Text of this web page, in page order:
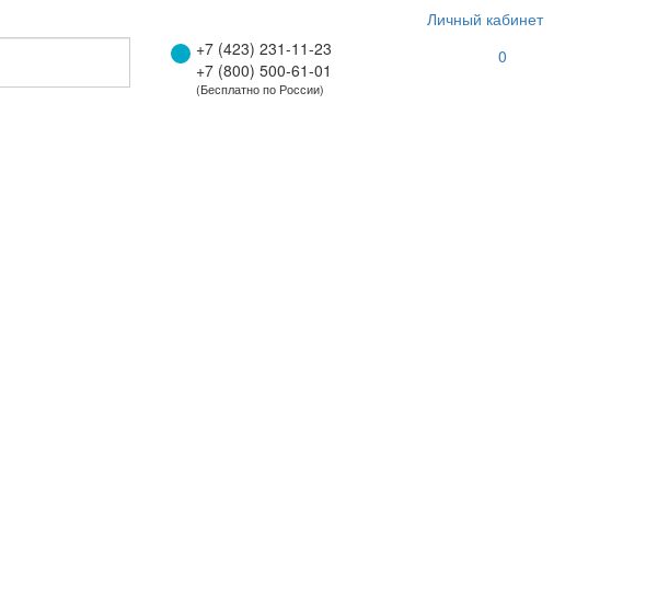
Личный кабинет
+7 (423) 231-11-23
+7 (800) 500-61-01
(Бесплатно по России)
0